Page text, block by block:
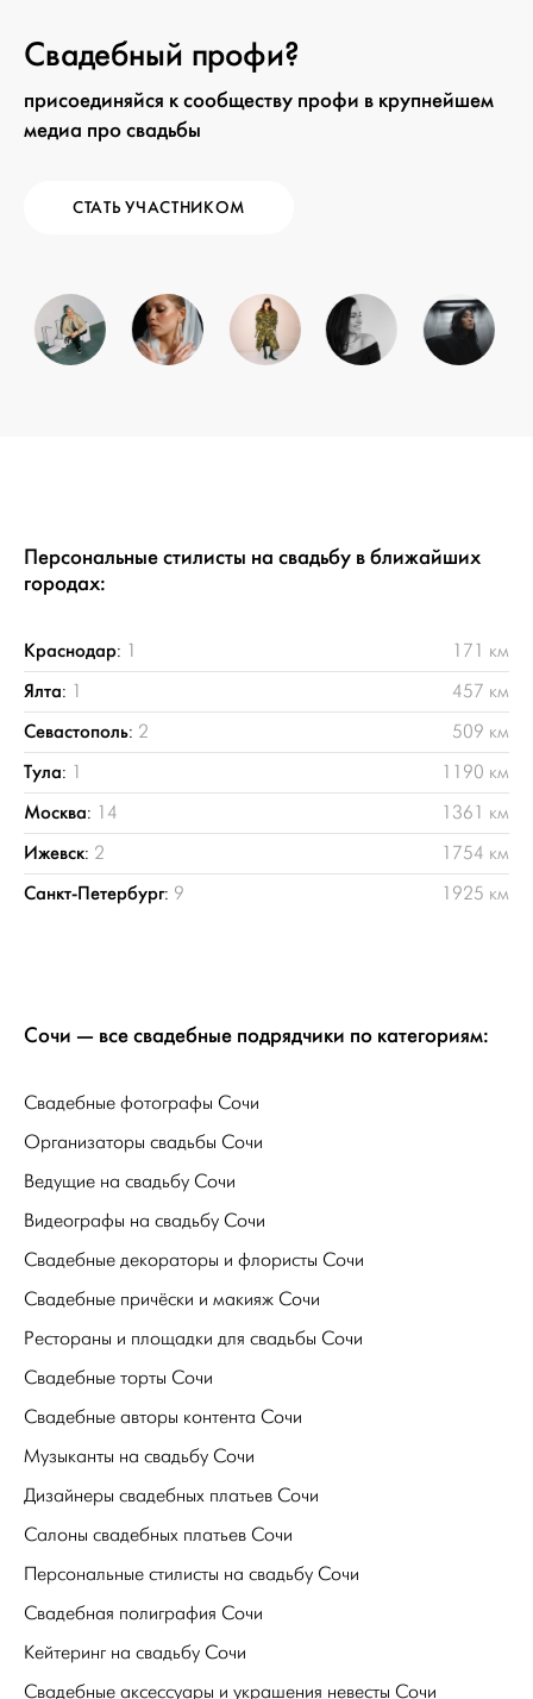
Свадебный профи?
присоединяйся к сообществу профи в крупнейшем
медиа про свадьбы
СТАТЬ УЧАСТНИКОМ
Персональные стилисты на свадьбу в ближайших
городах:
Краснодар: 1 171 км
Ялта: 1 457 км
Севастополь: 2 509 км
Тула: 1 1190 км
Москва: 14 1361 км
Ижевск: 2 1754 км
Санкт-Петербург: 9 1925 км
Сочи — все свадебные подрядчики по категориям:
Свадебные фотографы Сочи
Организаторы свадьбы Сочи
Ведущие на свадьбу Сочи
Видеографы на свадьбу Сочи
Свадебные декораторы и флористы Сочи
Свадебные причёски и макияж Сочи
Рестораны и площадки для свадьбы Сочи
Свадебные торты Сочи
Свадебные авторы контента Сочи
Музыканты на свадьбу Сочи
Дизайнеры свадебных платьев Сочи
Салоны свадебных платьев Сочи
Персональные стилисты на свадьбу Сочи
Свадебная полиграфия Сочи
Кейтеринг на свадьбу Сочи
Свадебные аксессуары и украшения невесты Сочи